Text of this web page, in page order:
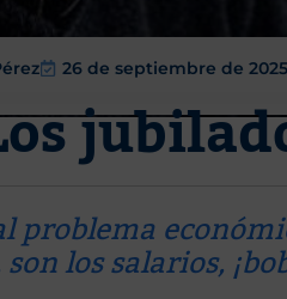
26 de septiembre de 2025
problema
los salarios,